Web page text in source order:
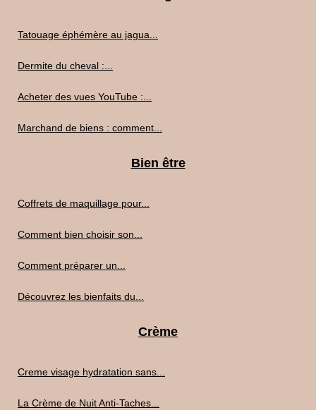
Tatouage éphémère au jagua...
Dermite du cheval :...
Acheter des vues YouTube :...
Marchand de biens : comment...
Bien être
Coffrets de maquillage pour...
Comment bien choisir son...
Comment préparer un...
Découvrez les bienfaits du...
Crème
Creme visage hydratation sans...
La Crème de Nuit Anti-Taches...